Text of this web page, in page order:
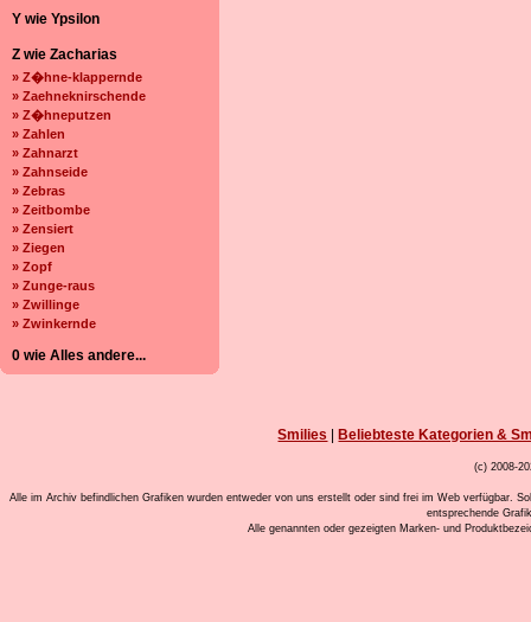
Y wie Ypsilon
Z wie Zacharias
» Z�hne-klappernde
» Zaehneknirschende
» Z�hneputzen
» Zahlen
» Zahnarzt
» Zahnseide
» Zebras
» Zeitbombe
» Zensiert
» Ziegen
» Zopf
» Zunge-raus
» Zwillinge
» Zwinkernde
0 wie Alles andere...
Smilies Beliebteste Kategorien &
(c) 2008-
Alle im Archiv befindlichen Grafiken wurden entweder von uns erstellt oder sind frei im Web verfügbar.
entsprechende
Alle genannten oder gezeigten Marken- und